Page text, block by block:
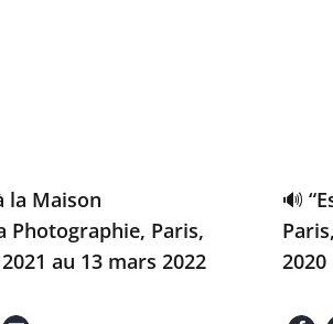
la Maison
Photographie, Paris,
au 13 mars 2022
🔊
2020